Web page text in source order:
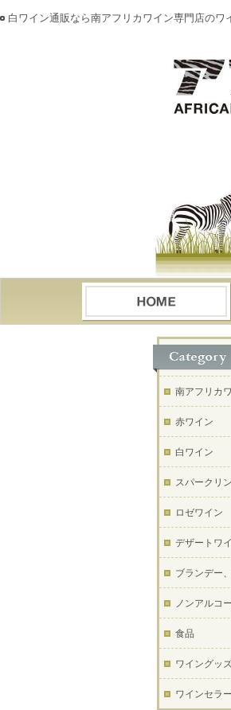
白ワイン通販なら南アフリカワイン専門店のワ
南アフリカ
赤ワイン
白ワイン
スパークリ
ロゼワイン
デザートワ
ブランデー
ノンアルコ
食品
ワイングッ
ワインセラー